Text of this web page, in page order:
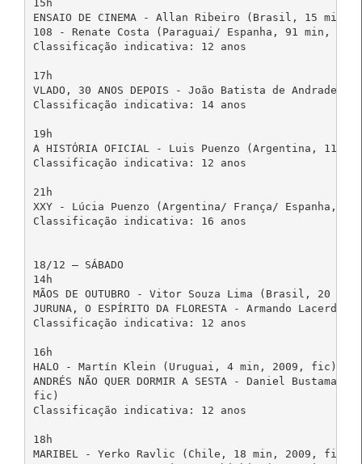
15h
ENSAIO DE CINEMA - Allan Ribeiro (Brasil, 15
108 - Renate Costa (Paraguai/ Espanha, 91 min,
Classificação indicativa: 12 anos
17h
VLADO, 30 ANOS DEPOIS - João Batista de
Classificação indicativa: 14 anos
19h
A HISTÓRIA OFICIAL - Luis Puenzo (Argentina, 114
Classificação indicativa: 12 anos
21h
XXY - Lúcia Puenzo (Argentina/ França/ Espanha,
Classificação indicativa: 16 anos
18/12 – SÁBADO
14h
MÃOS DE OUTUBRO - Vitor Souza Lima (Brasil, 20
JURUNA, O ESPÍRITO DA FLORESTA - Armando
Classificação indicativa: 12 anos
16h
HALO - Martín Klein (Uruguai, 4 min, 2009, fic)
ANDRÉS NÃO QUER DORMIR A SESTA - Daniel
fic)
Classificação indicativa: 12 anos
18h
MARIBEL - Yerko Ravlic (Chile, 18 min, 2009, fic)